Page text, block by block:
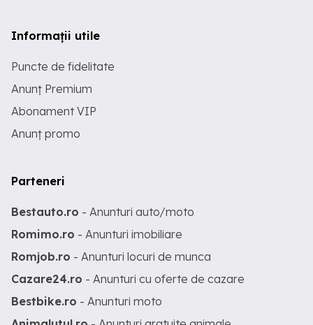
Informații utile
Puncte de fidelitate
Anunț Premium
Abonament VIP
Anunț promo
Parteneri
Bestauto.ro - Anunturi auto/moto
Romimo.ro - Anunturi imobiliare
Romjob.ro - Anunturi locuri de munca
Cazare24.ro - Anunturi cu oferte de cazare
Bestbike.ro - Anunturi moto